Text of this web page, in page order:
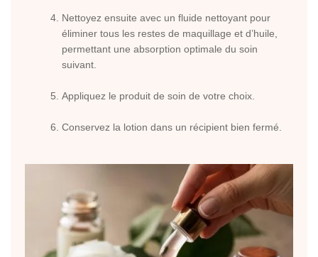
Nettoyez ensuite avec un fluide nettoyant pour
éliminer tous les restes de maquillage et d’huile,
permettant une absorption optimale du soin
suivant.
Appliquez le produit de soin de votre choix.
Conservez la lotion dans un récipient bien fermé.